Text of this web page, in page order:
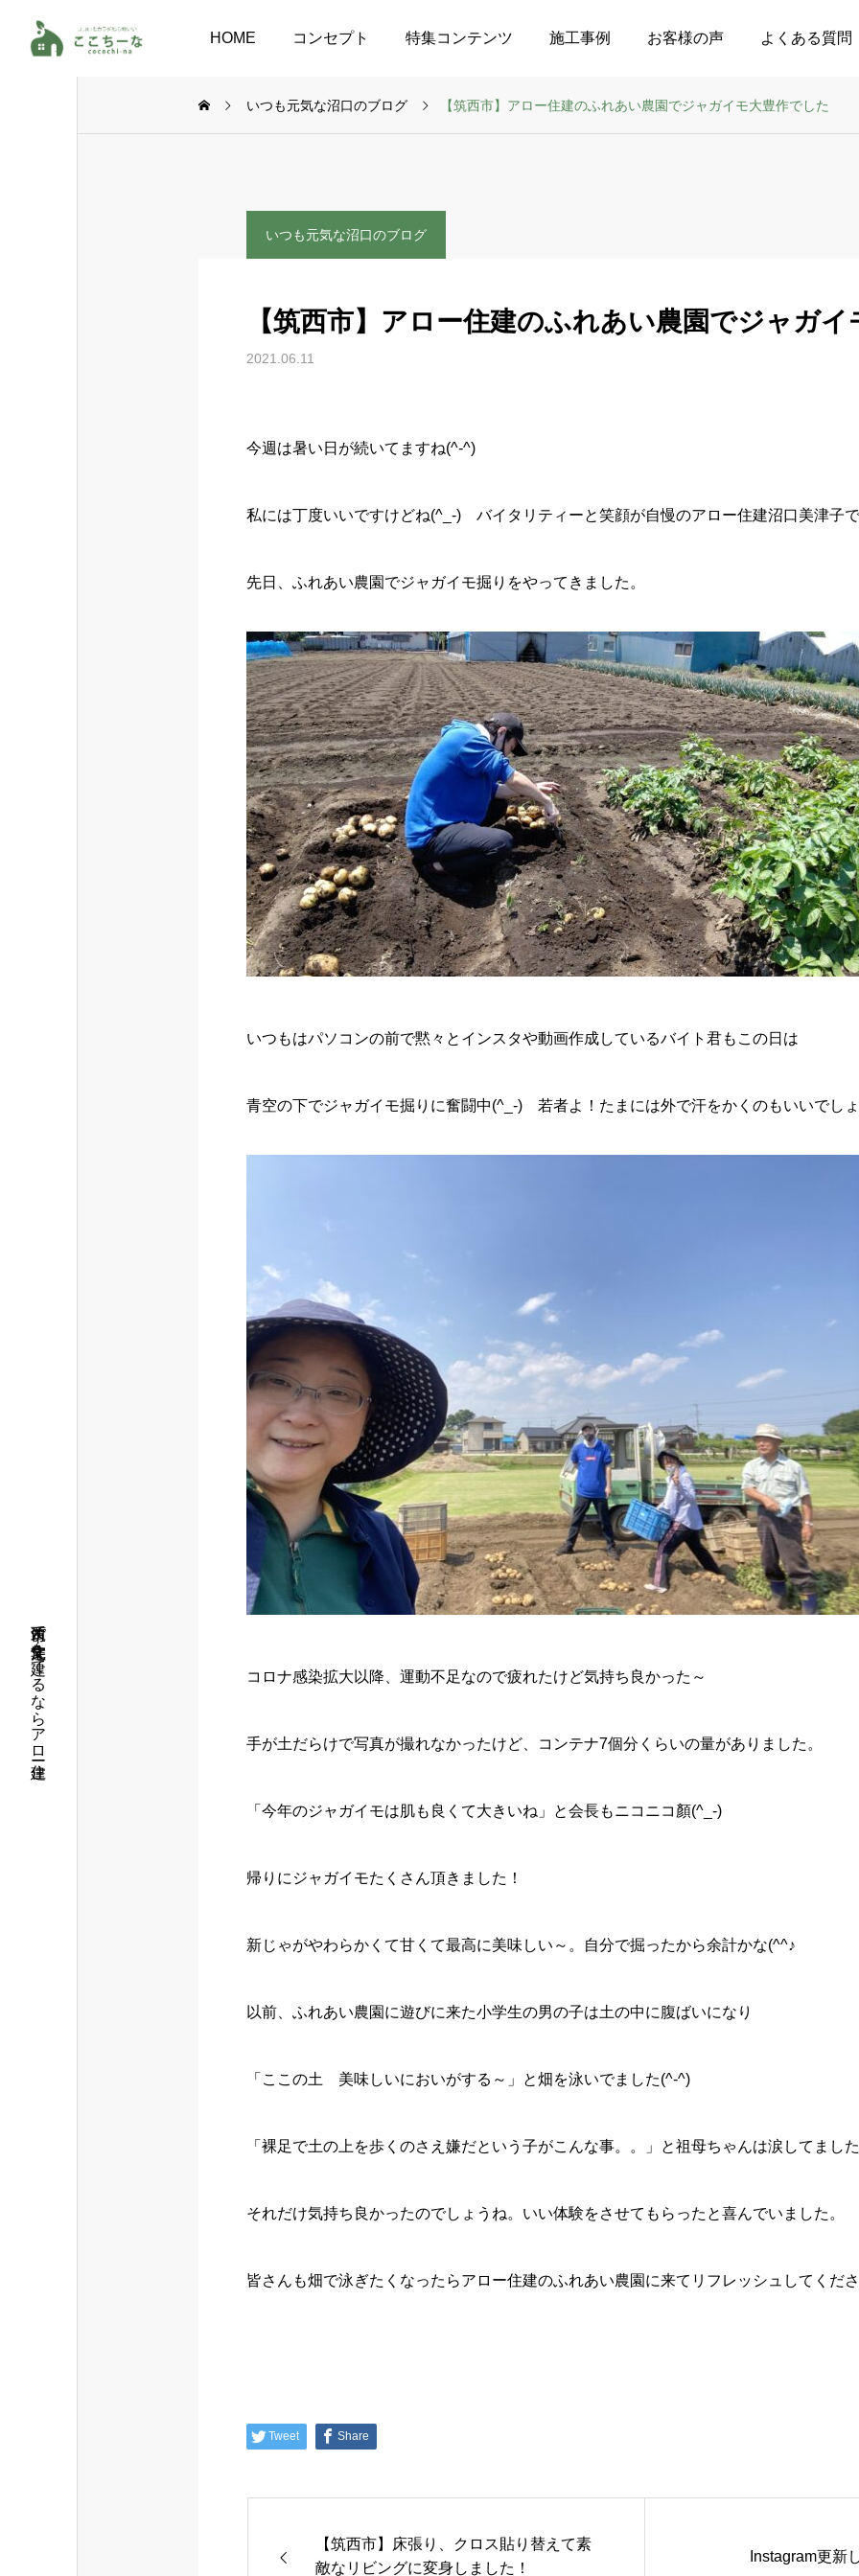
HOME コンセプト 特集コンテンツ 施工事例 お客様の声 よくある質問
筑西市で注文住宅を建てるならアロー住建
いつも元気な沼口のブログ 【筑西市】アロー住建のふれあい農園でジャガイモ大豊作でした
いつも元気な沼口のブログ
【筑西市】アロー住建のふれあい農園でジャガ
2021.06.11
今週は暑い日が続いてますね(^-^)
私には丁度いいですけどね(^_-) バイタリティーと笑顔が自慢のアロー住建沼口美津子
先日、ふれあい農園でジャガイモ掘りをやってきました。
いつもはパソコンの前で黙々とインスタや動画作成しているバイト君もこの日は
青空の下でジャガイモ掘りに奮闘中(^_-) 若者よ！たまには外で汗をかくのもいいでし
コロナ感染拡大以降、運動不足なので疲れたけど気持ち良かった～
手が土だらけで写真が撮れなかったけど、コンテナ7個分くらいの量がありました。
「今年のジャガイモは肌も良くて大きいね」と会長もニコニコ顏(^_-)
帰りにジャガイモたくさん頂きました！
新じゃがやわらかくて甘くて最高に美味しい～。自分で掘ったから余計かな(^^♪
以前、ふれあい農園に遊びに来た小学生の男の子は土の中に腹ばいになり
「ここの土 美味しいにおいがする～」と畑を泳いでました(^-^)
「裸足で土の上を歩くのさえ嫌だという子がこんな事。。」と祖母ちゃんは涙してまし
それだけ気持ち良かったのでしょうね。いい体験をさせてもらったと喜んでいました。
皆さんも畑で泳ぎたくなったらアロー住建のふれあい農園に来てリフレッシュしてくだ
Tweet Share
【筑西市】床張り、クロス貼り替えて素
敵なリビングに変身しました！
Instagram更新